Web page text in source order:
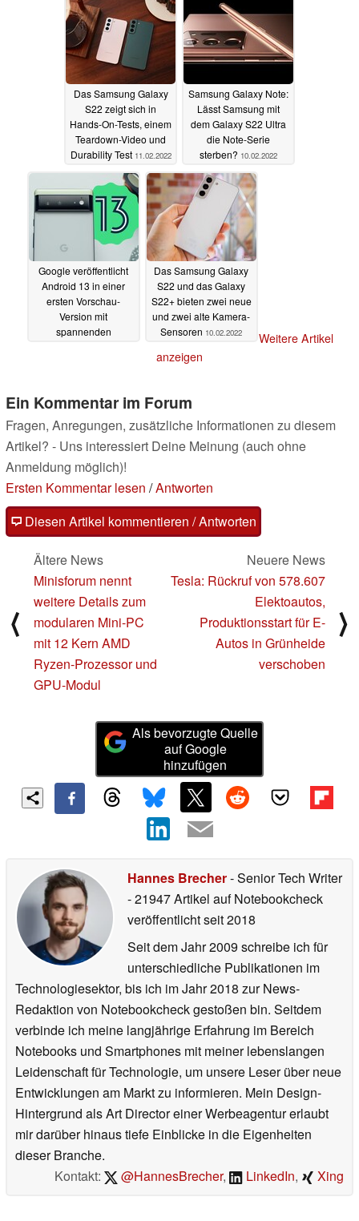
Das Samsung Galaxy
S22 zeigt sich in
Hands-On-Tests, einem
Teardown-Video und
Durability Test 11.02.2022
Samsung Galaxy Note:
Lässt Samsung mit
dem Galaxy S22 Ultra
die Note-Serie
sterben? 10.02.2022
Google veröffentlicht
Android 13 in einer
ersten Vorschau-
Version mit
spannenden
Das Samsung Galaxy
S22 und das Galaxy
S22+ bieten zwei neue
und zwei alte Kamera-
Sensoren 10.02.2022
Weitere Artikel
anzeigen
Ein Kommentar im Forum
Fragen, Anregungen, zusätzliche Informationen zu diesem
Artikel? - Uns interessiert Deine Meinung (auch ohne
Anmeldung möglich)!
Ersten Kommentar lesen /Antworten
Diesen Artikel kommentieren / Antworten
⟨
Ältere News
Minisforum nennt
weitere Details zum
modularen Mini-PC
mit 12 Kern AMD
Ryzen-Prozessor und
GPU-Modul
Neuere News
Tesla: Rückruf von 578.607
Elektoautos,
Produktionsstart für E-
Autos in Grünheide
verschoben
⟩
Als bevorzugte Quelle
auf Google
hinzufügen
Hannes Brecher- Senior Tech Writer
- 21947 Artikel auf Notebookcheck
veröffentlichtseit 2018
Seit dem Jahr 2009 schreibe ich für
unterschiedliche Publikationen im
Technologiesektor, bis ich im Jahr 2018 zur News-
Redaktion von Notebookcheck gestoßen bin. Seitdem
verbinde ich meine langjährige Erfahrung im Bereich
Notebooks und Smartphones mit meiner lebenslangen
Leidenschaft für Technologie, um unsere Leser über neue
Entwicklungen am Markt zu informieren. Mein Design-
Hintergrund als Art Director einer Werbeagentur erlaubt
mir darüber hinaus tiefe Einblicke in die Eigenheiten
dieser Branche.
Kontakt:
@HannesBrecher, LinkedIn, Xing